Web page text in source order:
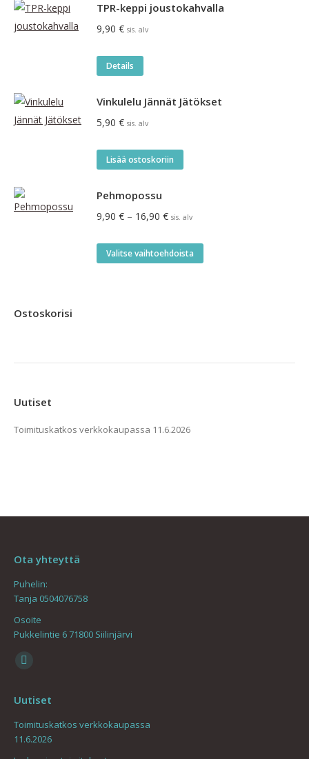
TPR-keppi joustokahvalla
9,90 € sis. alv
Details
Vinkulelu Jännät Jätökset
5,90 € sis. alv
Lisää ostoskoriin
Pehmopossu
9,90 € – 16,90 €Hintaluokka:
-
sis. alv
Valitse vaihtoehdoista
Ostoskorisi
Uutiset
Toimituskatkos verkkokaupassa 11.6.2026
Ota yhteyttä
Puhelin:
Tanja 0504076758
Osoite
Pukkelintie 6 71800 Siilinjärvi
Find us on:
opens
in
new
Uutiset
Toimituskatkos verkkokaupassa
11.6.2026